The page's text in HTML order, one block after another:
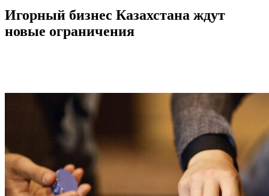
Игорный бизнес Казахстана ждут
новые ограничения